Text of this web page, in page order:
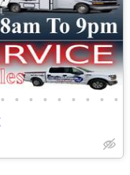
• • • • • • • • •